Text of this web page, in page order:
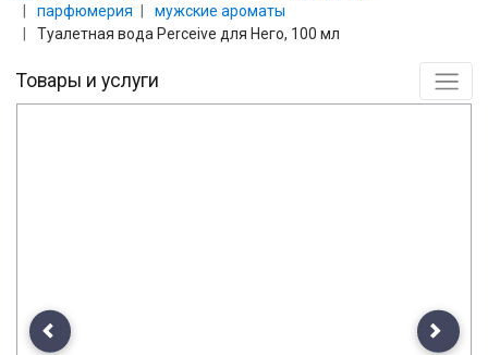
парфюмерия
мужские ароматы
Туалетная вода Perceive для Него, 100 мл
Товары и услуги
Previous Next